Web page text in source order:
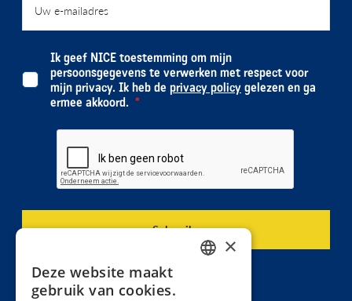
Ik geef NICE toestemming om mijn
persoonsgegevens te verwerken met respect voor
mijn privacy. Ik heb de privacy policy gelezen en ga
ermee akkoord.
×
Deze website maakt
gebruik van cookies.